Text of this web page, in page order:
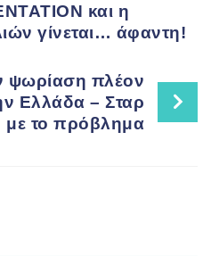
και η
γίνεται… άφαντη!
ψωρίαση πλέον
Ελλάδα – Σταρ
με το πρόβλημα